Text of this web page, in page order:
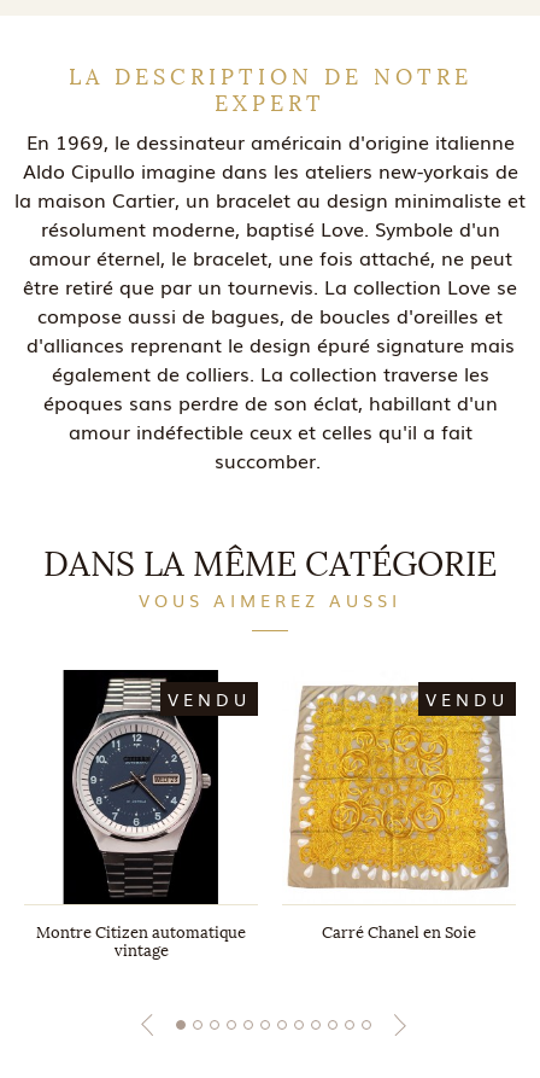
LA DESCRIPTION DE NOTRE
EXPERT
En 1969, le dessinateur américain d'origine italienne
Aldo Cipullo imagine dans les ateliers new-yorkais de
la maison Cartier, un bracelet au design minimaliste et
résolument moderne, baptisé Love. Symbole d'un
amour éternel, le bracelet, une fois attaché, ne peut
être retiré que par un tournevis. La collection Love se
compose aussi de bagues, de boucles d'oreilles et
d'alliances reprenant le design épuré signature mais
également de colliers. La collection traverse les
époques sans perdre de son éclat, habillant d'un
amour indéfectible ceux et celles qu'il a fait
succomber.
DANS LA MÊME CATÉGORIE
VOUS AIMEREZ AUSSI
VENDU
Montre Citizen automatique
vintage
VENDU
Carré Chanel en Soie